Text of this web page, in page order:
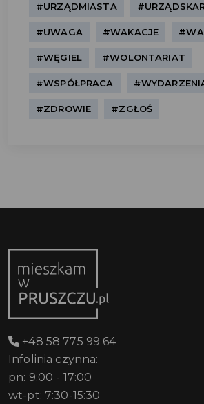
#URZĄDMIASTA
#UWAGA #WAKACJE
#WĘGIEL #WOLONTARIAT
#WSPÓŁPRACA
#ZDROWIE #ZGŁOŚ
+48 58 775 99 64
Infolinia czynna:
pn: 9:00 - 17:00
wt-pt: 7:30-15:30